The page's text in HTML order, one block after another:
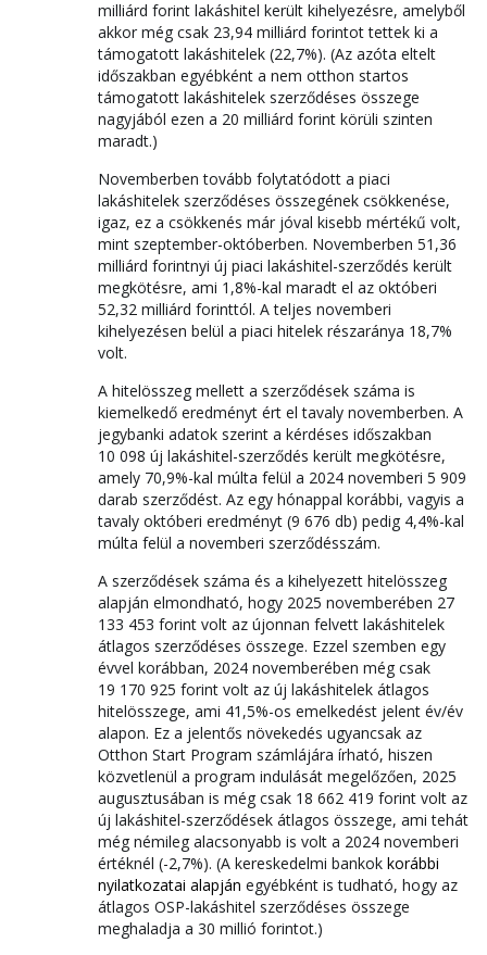
milliárd forint lakáshitel került kihelyezésre, amelyből
akkor még csak 23,94 milliárd forintot tettek ki a
támogatott lakáshitelek (22,7%). (Az azóta eltelt
időszakban egyébként a nem otthon startos
támogatott lakáshitelek szerződéses összege
nagyjából ezen a 20 milliárd forint körüli szinten
maradt.)
Novemberben tovább folytatódott a piaci
lakáshitelek szerződéses összegének csökkenése,
igaz, ez a csökkenés már jóval kisebb mértékű volt,
mint szeptember-októberben. Novemberben 51,36
milliárd forintnyi új piaci lakáshitel-szerződés került
megkötésre, ami 1,8%-kal maradt el az októberi
52,32 milliárd forinttól. A teljes novemberi
kihelyezésen belül a piaci hitelek részaránya 18,7%
volt.
A hitelösszeg mellett a szerződések száma is
kiemelkedő eredményt ért el tavaly novemberben. A
jegybanki adatok szerint a kérdéses időszakban
10 098 új lakáshitel-szerződés került megkötésre,
amely 70,9%-kal múlta felül a 2024 novemberi 5 909
darab szerződést. Az egy hónappal korábbi, vagyis a
tavaly októberi eredményt (9 676 db) pedig 4,4%-kal
múlta felül a novemberi szerződésszám.
A szerződések száma és a kihelyezett hitelösszeg
alapján elmondható, hogy 2025 novemberében 27
133 453 forint volt az újonnan felvett lakáshitelek
átlagos szerződéses összege. Ezzel szemben egy
évvel korábban, 2024 novemberében még csak
19 170 925 forint volt az új lakáshitelek átlagos
hitelösszege, ami 41,5%-os emelkedést jelent év/év
alapon. Ez a jelentős növekedés ugyancsak az
Otthon Start Program számlájára írható, hiszen
közvetlenül a program indulását megelőzően, 2025
augusztusában is még csak 18 662 419 forint volt az
új lakáshitel-szerződések átlagos összege, ami tehát
még némileg alacsonyabb is volt a 2024 novemberi
értéknél (-2,7%). (A kereskedelmi bankok korábbi
nyilatkozatai alapján egyébként is tudható, hogy az
átlagos OSP-lakáshitel szerződéses összege
meghaladja a 30 millió forintot.)